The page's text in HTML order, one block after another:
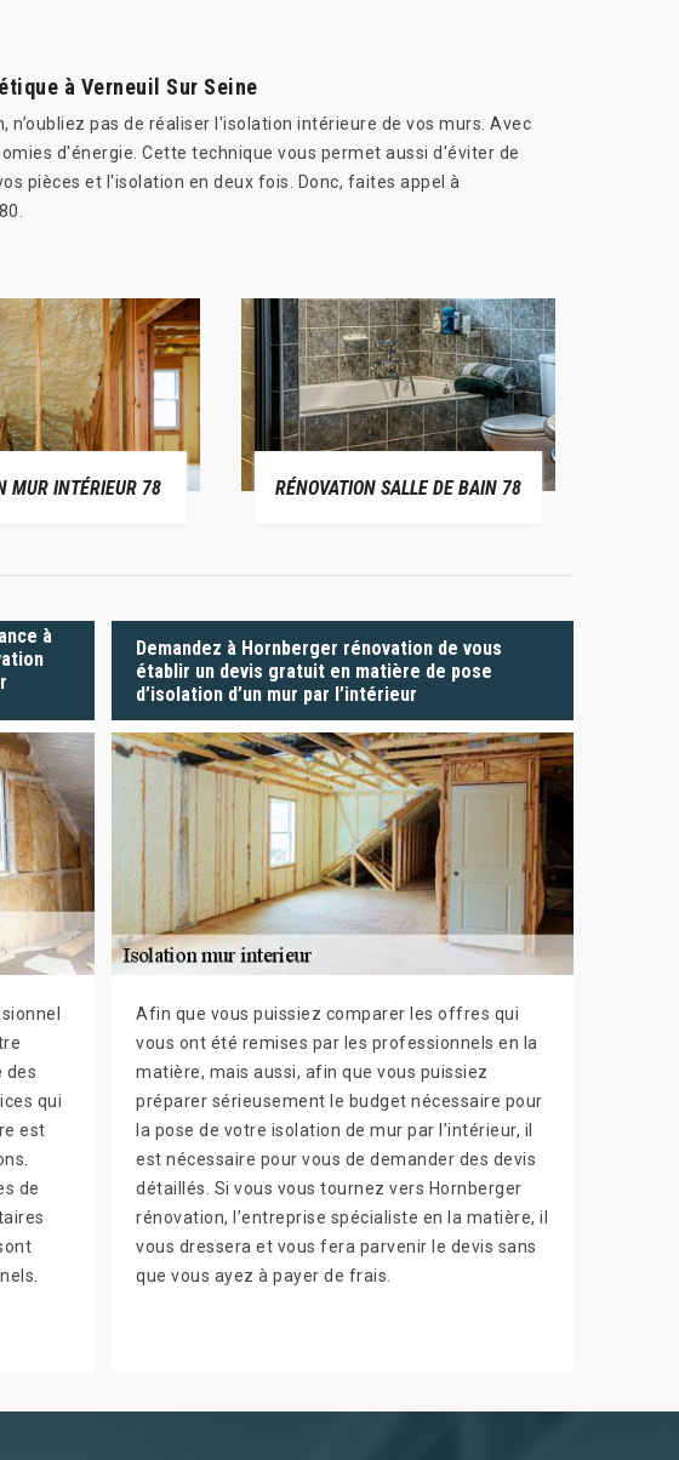
à Verneuil Sur Seine
pas de réaliser l'isolation intérieure de vos murs. Avec
d'énergie. Cette technique vous permet aussi d'éviter de
pièces et l'isolation en deux fois. Donc, faites appel à
MUR INTÉRIEUR 78 RÉNOVATION SALLE DE BAIN 78
à
des
qui
est
de
Demandez à Hornberger rénovation de vous
établir un devis gratuit en matière de pose
d’isolation d’un mur par l’intérieur
Afin que vous puissiez comparer les offres qui
vous ont été remises par les professionnels en la
matière, mais aussi, afin que vous puissiez
préparer sérieusement le budget nécessaire pour
la pose de votre isolation de mur par l’intérieur, il
est nécessaire pour vous de demander des devis
détaillés. Si vous vous tournez vers Hornberger
rénovation, l’entreprise spécialiste en la matière, il
vous dressera et vous fera parvenir le devis sans
que vous ayez à payer de frais.